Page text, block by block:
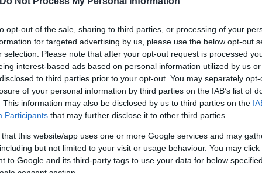
opt-out of the sale, sharing to third parties, or processing of your
for targeted advertising by us, please use the below opt-out
selection. Please note that after your opt-out request is processed
interest-based ads based on personal information utilized by us
to third parties prior to your opt-out. You may separately
of your personal information by third parties on the IAB’s list of
This information may also be disclosed by us to third parties on the
Participants that may further disclose it to other third parties.
that this website/app uses one or more Google services and may
but not limited to your visit or usage behaviour. You may
to Google and its third-party tags to use your data for below
consent section.
με 3-0 την Καραμπάγκ.
παίκτες από το 8ο μόλις λεπτό, ωστόσο δεν
που θα αντιμετωπίσει τόσο τον
στη Ρουμανία και ξεκίνησε νικηφόρα.